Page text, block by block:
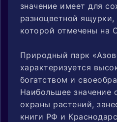
значение имеет для
разноцветной ящурки,
которой отмечены на
Природный парк
характеризуется
богатством и
Наибольшее значение
охраны растений,
книги РФ и